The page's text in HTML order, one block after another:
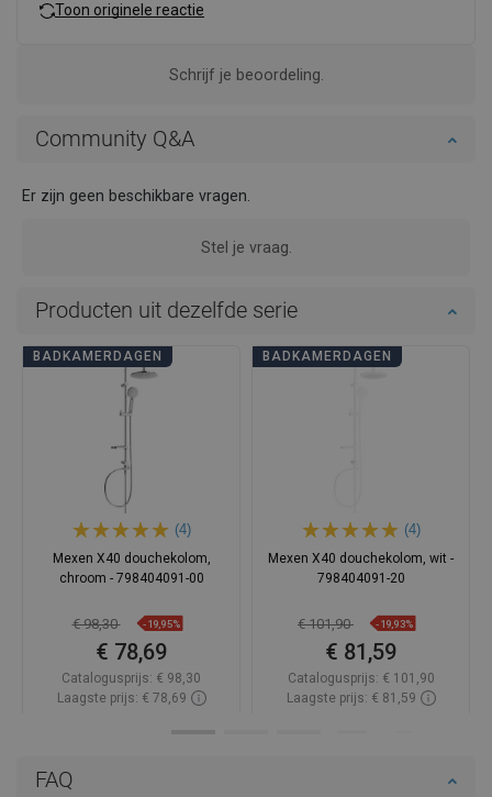
FAQ
Toon originele reactie
Schrijf je beoordeling.
Community Q&A
Er zijn geen beschikbare vragen.
Stel je vraag.
Producten uit dezelfde serie
BADKAMERDAGEN
(4)
Mexen X40 douchekolom,
chroom - 798404091-00
€ 98,30 -19,95%
€ 78,69
Catalogusprijs: € 98,30
Laagste prijs: € 78,69
BADKAMERDAGEN
(4)
Mexen X40 douchekolom, wit -
798404091-20
€ 101,90 -19,93%
€ 81,59
Catalogusprijs: € 101,90
Laagste prijs: € 81,59